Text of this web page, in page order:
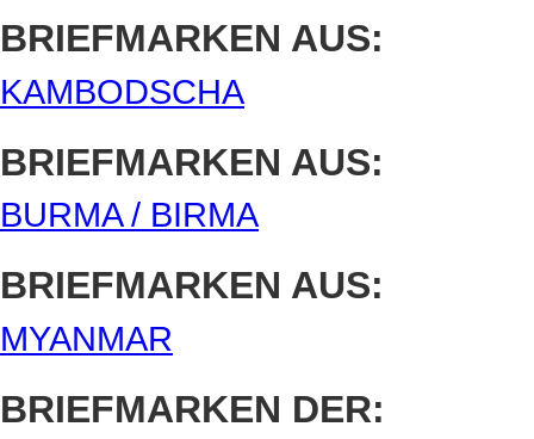
BRIEFMARKEN AUS:
KAMBODSCHA
BRIEFMARKEN AUS:
BURMA / BIRMA
BRIEFMARKEN AUS:
MYANMAR
BRIEFMARKEN DER: